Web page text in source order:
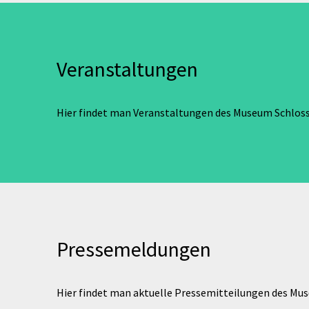
Veranstaltungen
Hier findet man Veranstaltungen des Museum
Pressemeldungen
Hier findet man aktuelle Pressemitteilungen des